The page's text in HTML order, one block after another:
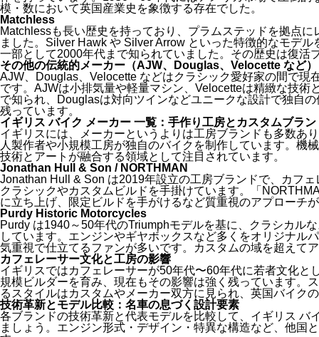
模・数において英国産業史を象徴する存在でした。
Matchless
Matchlessも長い歴史を持っており、プラムステッドを拠点
ました。Silver Hawk や Silver Arrow といった特徴的なモデ
一部として2000年代まで知られていました。その歴史は復活
その他の伝統的メーカー（AJW、Douglas、Velocette など）
AJW、Douglas、Velocette などはクラシック愛好家の間で現
です。AJWは小排気量や軽量マシン、Velocetteは精緻な技術
で知られ、Douglasは対向ツインなどユニークな設計で独自
残っています。
イギリス バイク メーカー 一覧：手作り工房とカスタムブラン
イギリスには、メーカーというよりは工房ブランドも多数あ
人製作者や小規模工房が独自のバイクを制作しています。機
技術とアートが融合する領域として注目されています。
Jonathan Hull & Son / NORTHMAN
Jonathan Hull & Son は2019年設立の工房ブランドで、カフ
クラシックやカスタムビルドを手掛けています。「
に立ち上げ、限定ビルドを手がけるなど質重視のアプローチ
Purdy Historic Motorcycles
Purdy は1940～50年代のTriumphモデルを基に、クラシカル
しています。エンジンやギヤボックスなど多くをオリジナル
気重視で仕立てるファンが多いです。カスタムの域を超えて
カフェレーサー文化と工房の影響
イギリスではカフェレーサーが50年代〜60年代に若者文化と
規模ビルダーを育み、現在もその影響は強く残っています。
るスタイルはカスタムやメーカー双方に見られ、英国バイク
技術革新とモデル比較：名車の息づく設計要素
各ブランドの技術革新と代表モデルを比較して、イギリス バ
ましょう。エンジン形式・デザイン・特異な構造など、他国